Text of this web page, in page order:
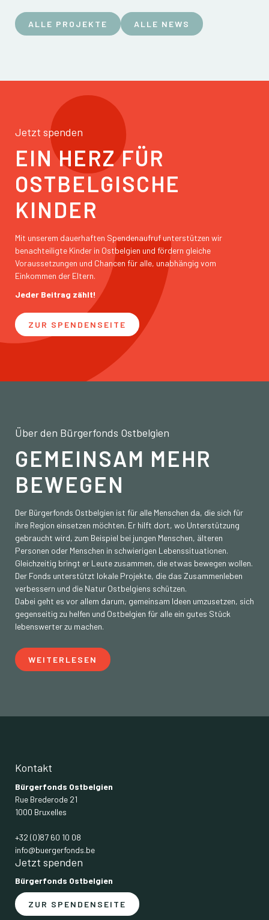
ALLE PROJEKTE ALLE NEWS
Jetzt spenden
EIN HERZ FÜR
OSTBELGISCHE
KINDER
Mit unserem dauerhaften Spendenaufruf unterstützen wir
benachteiligte Kinder in Ostbelgien und fördern gleiche
Voraussetzungen und Chancen für alle, unabhängig vom
Einkommen der Eltern.
Jeder Beitrag zählt!
ZUR SPENDENSEITE
Über den Bürgerfonds Ostbelgien
GEMEINSAM MEHR
BEWEGEN
Der Bürgerfonds Ostbelgien ist für alle Menschen da, die sich für
ihre Region einsetzen möchten. Er hilft dort, wo Unterstützung
gebraucht wird, zum Beispiel bei jungen Menschen, älteren
Personen oder Menschen in schwierigen Lebenssituationen.
Gleichzeitig bringt er Leute zusammen, die etwas bewegen wollen.
Der Fonds unterstützt lokale Projekte, die das Zusammenleben
verbessern und die Natur Ostbelgiens schützen.
Dabei geht es vor allem darum, gemeinsam Ideen umzusetzen, sich
gegenseitig zu helfen und Ostbelgien für alle ein gutes Stück
lebenswerter zu machen.
WEITERLESEN
Kontakt
Bürgerfonds Ostbelgien
Rue Brederode 21
1000 Bruxelles
+32 (0)87 60 10 08
info@buergerfonds.be
Jetzt spenden
Bürgerfonds Ostbelgien
ZUR SPENDENSEITE